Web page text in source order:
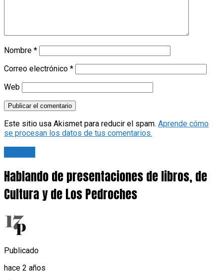
Nombre *
Correo electrónico *
Web
Este sitio usa Akismet para reducir el spam. Aprende cómo
se procesan los datos de tus comentarios.
Hablando de presentaciones de libros, de
Cultura y de Los Pedroches
Publicado
hace 2 años